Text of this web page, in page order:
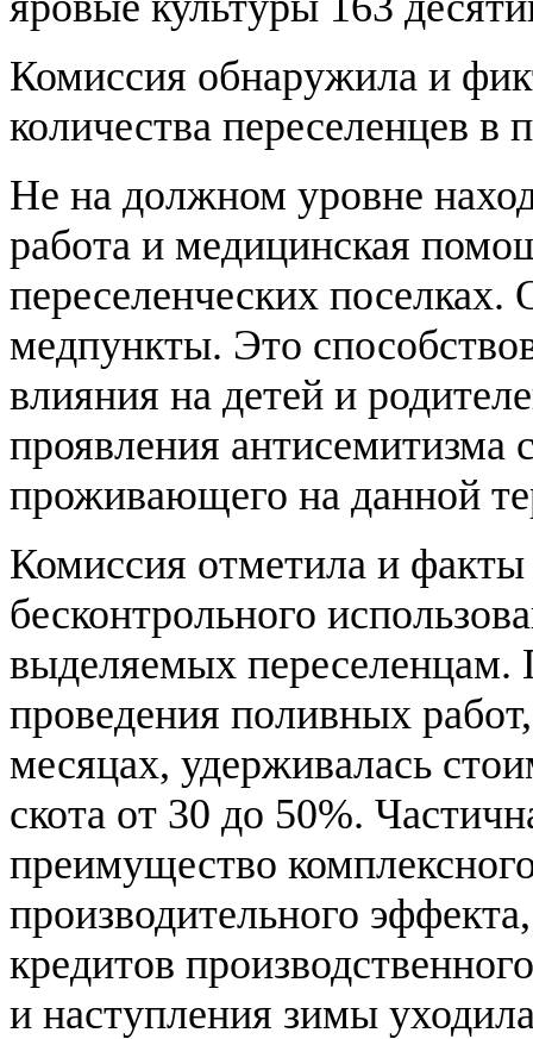
Комиссия обнаружила и
количества переселенцев в
Не на должном уровне
работа и медицинская
переселенческих
медпункты. Это
влияния на детей и
проявления антисемитизма
проживающего на данной
Комиссия отметила и факты
бесконтрольного
выделяемых переселенцам.
проведения поливных
месяцах, удерживалась
скота от 30 до 50%.
преимущество
производительного
кредитов
и наступления зимы